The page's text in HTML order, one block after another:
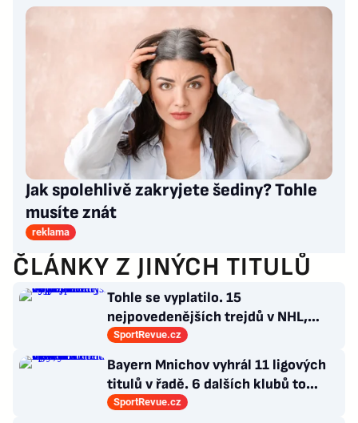
Jak spolehlivě zakryjete šediny? Tohle
musíte znát
reklama
ČLÁNKY Z JINÝCH TITULŮ
Tohle se vyplatilo. 15
nejpovedenějších trejdů v NHL,
které byly upečeny na poslední
chvíli
SportRevue.cz
Bayern Mnichov vyhrál 11 ligových
titulů v řadě. 6 dalších klubů to
zvládlo také, některé i víckrát
SportRevue.cz